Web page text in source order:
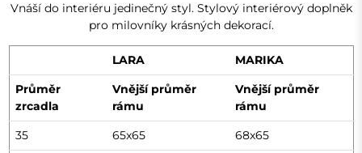
Vnáší do interiéru jedinečný styl. Stylový interiérový doplněk
pro milovníky krásných dekorací.
LARA
MARIKA
Průměr
zrcadla
Vnější průměr
rámu
Vnější průměr
rámu
35
65x65
68x65